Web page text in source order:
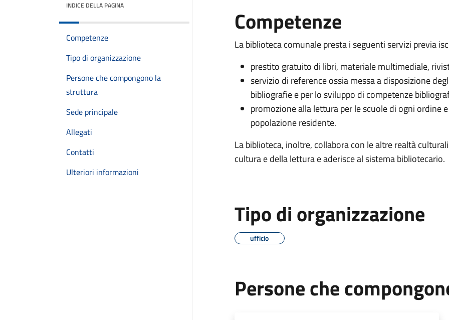
INDICE DELLA PAGINA
Competenze
Tipo di organizzazione
Persone che compongono la
struttura
Sede principale
Allegati
Contatti
Ulteriori informazioni
Competenze
La biblioteca comunale presta i seguenti servizi previa
prestito gratuito di libri, materiale multimediale,
servizio di reference ossia messa a disposizione
bibliografie e per lo sviluppo di competenze
promozione alla lettura per le scuole di ogni ordine
popolazione residente.
La biblioteca, inoltre, collabora con le altre realtà
cultura e della lettura e aderisce al sistema bibliotecario.
Tipo di organizzazione
ufficio
Persone che